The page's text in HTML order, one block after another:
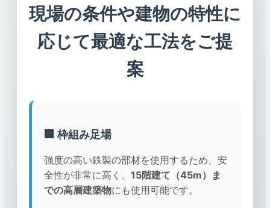
現場の条件や建物の特性に
応じて最適な工法をご提
案
🏢 枠組み足場
強度の高い鉄製の部材を使用するため、安
全性が非常に高く、 15階建て（45m）ま
での高層建築物にも使用可能です。